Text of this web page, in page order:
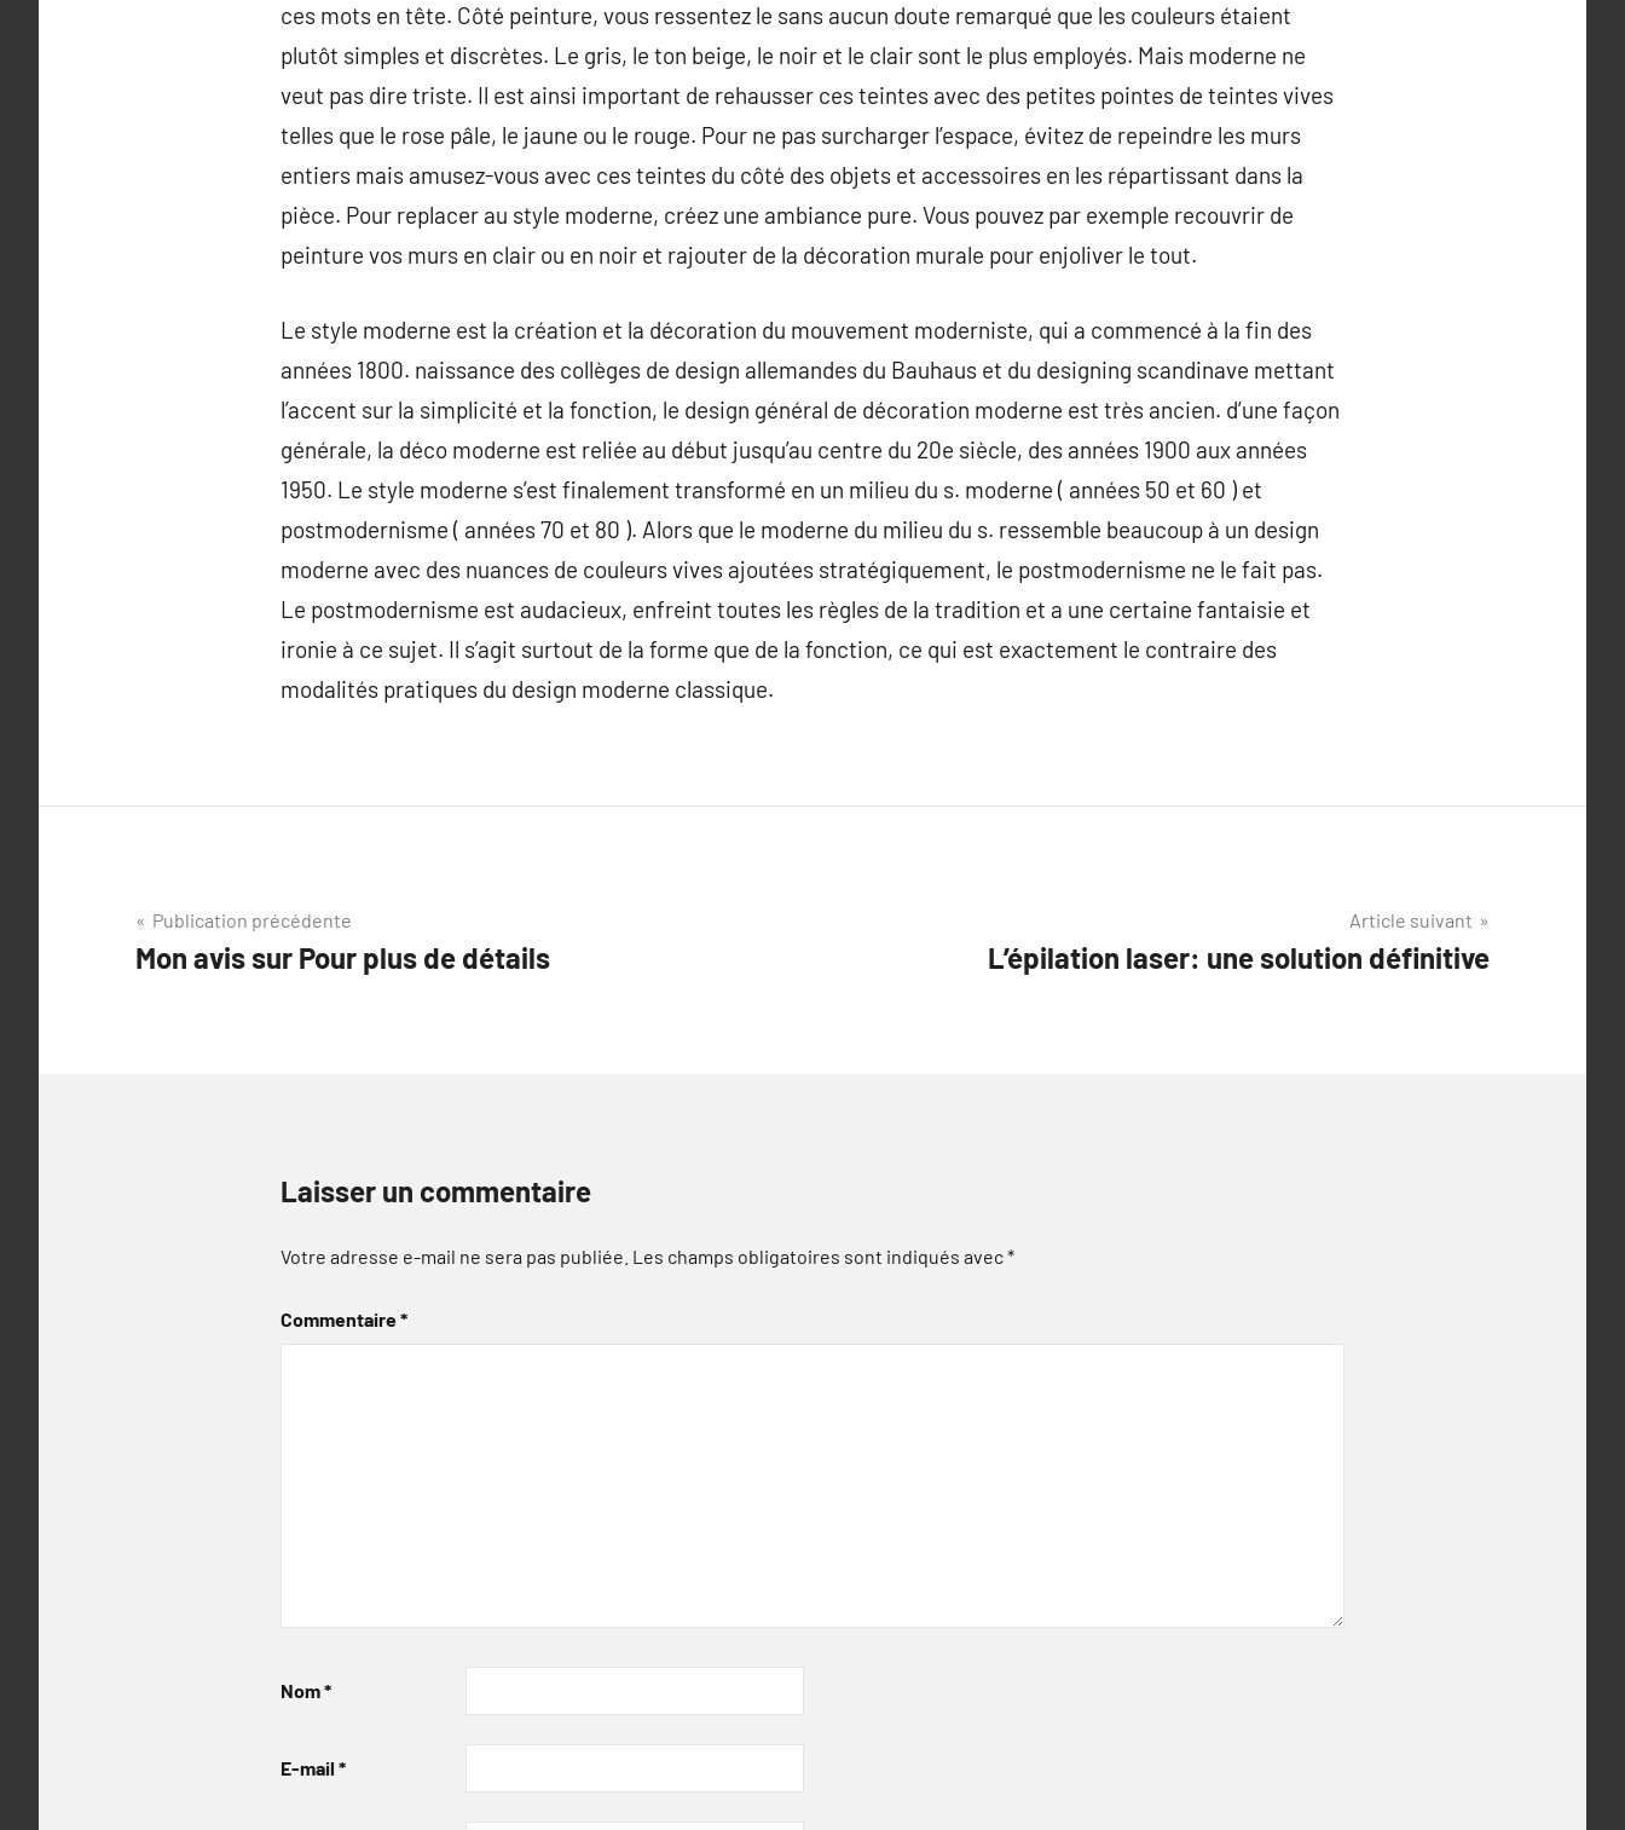
ces mots en tête. Côté peinture, vous ressentez le sans aucun doute remarqué que les couleurs étaient
plutôt simples et discrètes. Le gris, le ton beige, le noir et le clair sont le plus employés. Mais moderne ne
veut pas dire triste. Il est ainsi important de rehausser ces teintes avec des petites pointes de teintes vives
telles que le rose pâle, le jaune ou le rouge. Pour ne pas surcharger l’espace, évitez de repeindre les murs
entiers mais amusez-vous avec ces teintes du côté des objets et accessoires en les répartissant dans la
pièce. Pour replacer au style moderne, créez une ambiance pure. Vous pouvez par exemple recouvrir de
peinture vos murs en clair ou en noir et rajouter de la décoration murale pour enjoliver le tout.
Le style moderne est la création et la décoration du mouvement moderniste, qui a commencé à la fin des
années 1800. naissance des collèges de design allemandes du Bauhaus et du designing scandinave mettant
l’accent sur la simplicité et la fonction, le design général de décoration moderne est très ancien. d’une façon
générale, la déco moderne est reliée au début jusqu’au centre du 20e siècle, des années 1900 aux années
1950. Le style moderne s’est finalement transformé en un milieu du s. moderne ( années 50 et 60 ) et
postmodernisme ( années 70 et 80 ). Alors que le moderne du milieu du s. ressemble beaucoup à un design
moderne avec des nuances de couleurs vives ajoutées stratégiquement, le postmodernisme ne le fait pas.
Le postmodernisme est audacieux, enfreint toutes les règles de la tradition et a une certaine fantaisie et
ironie à ce sujet. Il s’agit surtout de la forme que de la fonction, ce qui est exactement le contraire des
modalités pratiques du design moderne classique.
Navigation
de
Publication précédente
Mon avis sur Pour plus de détails
Article suivant
L’épilation laser: une solution définitive
Laisser un commentaire
Votre adresse e-mail ne sera pas publiée. Les champs obligatoires sont indiqués avec*
Commentaire*
Nom*
E-mail *